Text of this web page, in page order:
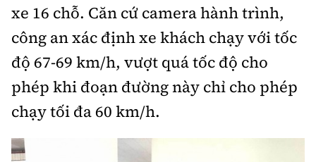
Ẩm thực
Camera giao thông
Câu chuyện giao thông
Giải trí - Thể thao
Cơ quan chủ quản: Bộ Xây dựng
Giấy phép số: 03/GP-BVHTTDL, cấp ngày 1/4/2025.
Tòa soạn: Số 2 Nguyễn Công Hoan, phường Giảng Võ,
Hà Nội.
Tổng biên tập: Nguyễn Thị Hồng Nga
xe 16 chỗ. Căn cứ camera hành trình,
công an xác định xe khách chạy với tốc
độ 67-69 km/h, vượt quá tốc độ cho
phép khi đoạn đường này chỉ cho phép
chạy tối đa 60 km/h.